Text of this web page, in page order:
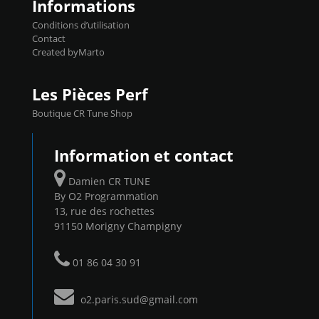
Informations
Conditions d’utilisation
Contact
Created byMarto
Les Pièces Perf
Boutique CR Tune Shop
Information et contact
Damien CR TUNE
By O2 Programmation
13, rue des rochettes
91150 Morigny Champigny
01 86 04 30 91
o2.paris.sud@gmail.com